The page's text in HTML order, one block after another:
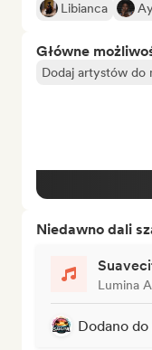
Libianca
Główne
Dodaj artystów do
Niedawno dali
Lumina
Dodano